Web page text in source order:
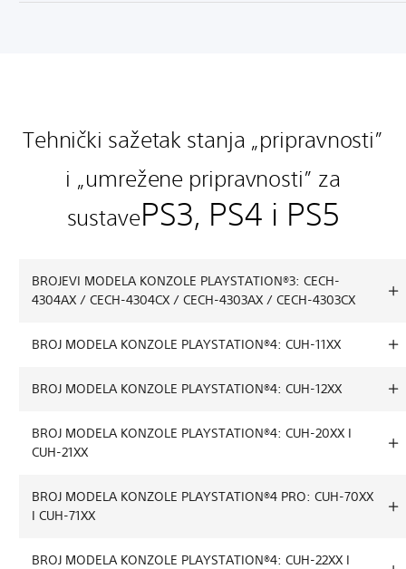
Tehnički sažetak stanja „pripravnosti”
i „umrežene pripravnosti” za
sustavePS3, PS4 i PS5
BROJEVI MODELA KONZOLE PLAYSTATION®3: CECH-
4304AX / CECH-4304CX / CECH-4303AX / CECH-4303CX
BROJ MODELA KONZOLE PLAYSTATION®4: CUH-11XX
BROJ MODELA KONZOLE PLAYSTATION®4: CUH-12XX
BROJ MODELA KONZOLE PLAYSTATION®4: CUH-20XX I
CUH-21XX
BROJ MODELA KONZOLE PLAYSTATION®4 PRO: CUH-70XX
I CUH-71XX
BROJ MODELA KONZOLE PLAYSTATION®4: CUH-22XX I